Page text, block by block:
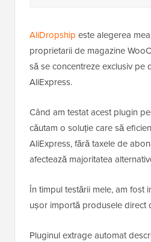
AliDropship este alegerea
proprietarii de magazine
să se concentreze exclusiv pe
AliExpress.
Când am testat acest plugin
căutam o soluție care să
AliExpress, fără taxele de
afectează majoritatea
În timpul testării mele, am fost
ușor importă produsele direct
Pluginul extrage automat